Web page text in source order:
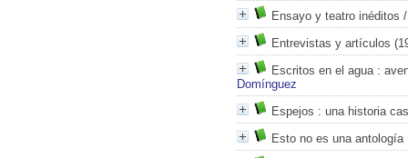
Ensayo y teatro inéditos
Entrevistas y artículos
Escritos en el agua:
Domínguez
Espejos : una historia
Esto no es una antología